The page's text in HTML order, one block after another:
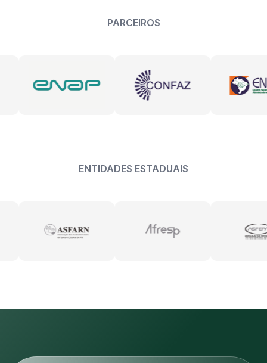
PARCEIROS
ENTIDADES ESTADUAIS